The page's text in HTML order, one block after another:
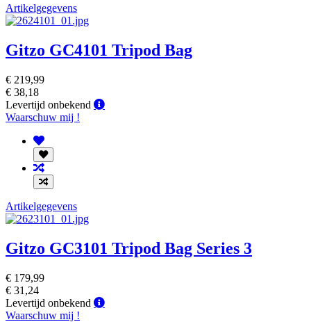
Artikelgegevens
Gitzo GC4101 Tripod Bag
€ 219,99
€ 38,18
Levertijd onbekend
Levertijd
Waarschuw mij !
Artikelgegevens
Gitzo GC3101 Tripod Bag Series 3
€ 179,99
€ 31,24
Levertijd onbekend
Levertijd
Waarschuw mij !